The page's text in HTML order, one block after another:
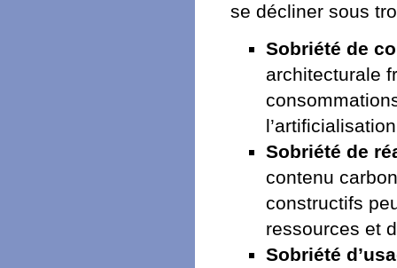
se décliner sous
Sobriété de
architecturale
Sobriété de
contenu
constructifs
ressources et
Sobriété